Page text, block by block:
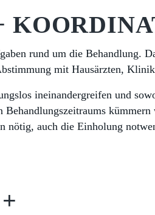
rund um die Behandlung.
mit Hausärzten,
ineinandergreifen und
Behandlungszeitraums
nötig, auch die Einholung